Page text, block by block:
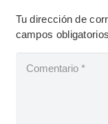
Tu dirección de
campos